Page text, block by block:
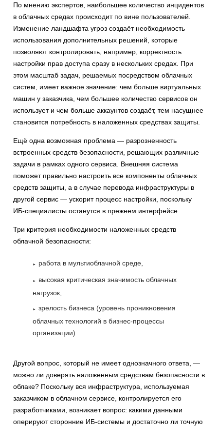
По мнению экспертов, наибольшее количество инцидентов
в облачных средах происходит по вине пользователей.
Изменение ландшафта угроз создаёт необходимость
использования дополнительных решений, которые
позволяют контролировать, например, корректность
настройки прав доступа сразу в нескольких средах. При
этом масштаб задач, решаемых посредством облачных
систем, имеет важное значение: чем больше виртуальных
машин у заказчика, чем большее количество сервисов он
использует и чем больше аккаунтов создаёт, тем насущнее
становится потребность в наложенных средствах защиты.
Ещё одна возможная проблема — разрозненность
встроенных средств безопасности, решающих различные
задачи в рамках одного сервиса. Внешняя система
поможет правильно настроить все компоненты облачных
средств защиты, а в случае перевода инфраструктуры в
другой сервис — ускорит процесс настройки, поскольку
ИБ-специалисты останутся в прежнем интерфейсе.
Три критерия необходимости наложенных средств
облачной безопасности:
работа в мультиоблачной среде,
высокая критическая значимость облачных
нагрузок,
зрелость бизнеса (уровень проникновения
облачных технологий в бизнес-процессы
организации).
Другой вопрос, который не имеет однозначного ответа, —
можно ли доверять наложенным средствам безопасности в
облаке? Поскольку вся инфраструктура, используемая
заказчиком в облачном сервисе, контролируется его
разработчиками, возникает вопрос: какими данными
оперируют сторонние ИБ-системы и достаточно ли точную